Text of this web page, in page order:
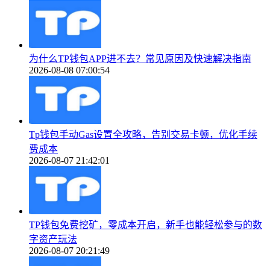
为什么TP钱包APP进不去？常见原因及快速解决指南
2026-08-08 07:00:54
Tp钱包手动Gas设置全攻略，告别交易卡顿，优化手续
费成本
2026-08-07 21:42:01
TP钱包免费挖矿，零成本开启，新手也能轻松参与的数
字资产玩法
2026-08-07 20:21:49